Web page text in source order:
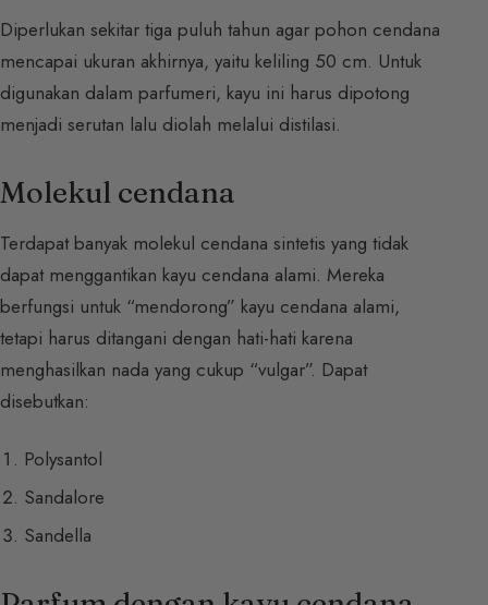
Diperlukan sekitar tiga puluh tahun agar pohon cendana
mencapai ukuran akhirnya, yaitu keliling 50 cm. Untuk
digunakan dalam parfumeri, kayu ini harus dipotong
menjadi serutan lalu diolah melalui distilasi.
Molekul cendana
Terdapat banyak molekul cendana sintetis yang tidak
dapat menggantikan kayu cendana alami. Mereka
berfungsi untuk “mendorong” kayu cendana alami,
tetapi harus ditangani dengan hati-hati karena
menghasilkan nada yang cukup “vulgar”. Dapat
disebutkan:
Polysantol
Sandalore
Sandella